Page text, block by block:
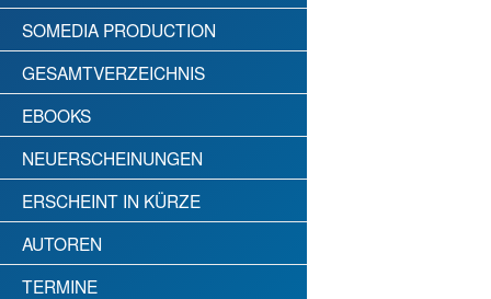
SOMEDIA PRODUCTION
GESAMTVERZEICHNIS
EBOOKS
NEUERSCHEINUNGEN
ERSCHEINT IN KÜRZE
AUTOREN
TERMINE